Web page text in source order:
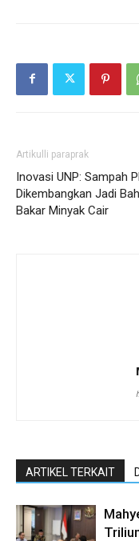
Artikulli paraprak
Inovasi UNP: Sampah
Dikembangkan Jadi
Bakar Minyak Cair
ARTIKEL TERKAIT